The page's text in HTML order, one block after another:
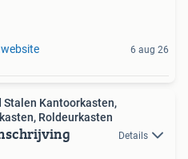
6 aug 26
Stalen Kantoorkasten,
Roldeurkasten
Details